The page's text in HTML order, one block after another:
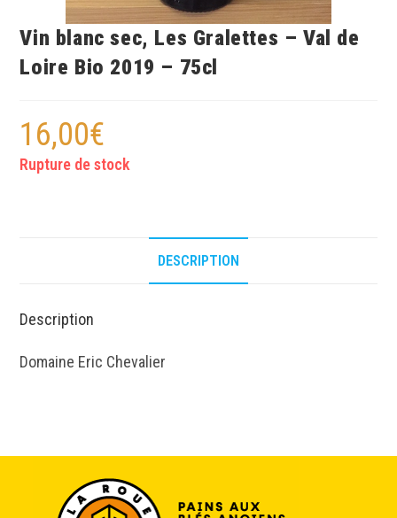
Vin blanc sec, Les Gralettes – Val de
Loire Bio 2019 – 75cl
16,00€
Rupture de stock
DESCRIPTION
Description
Domaine Eric Chevalier